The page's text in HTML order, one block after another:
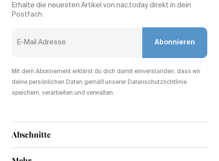
Abschnitte
Erhalte die neuesten Artikel von nac.today direkt in dein
Postfach.
Abonnieren
Mit dem Abonnement erklärst du dich damit einverstanden, dass wir
deine persönlichen Daten gemäß unserer Datenschutzrichtlinie
speichern, verarbeiten und verwalten.